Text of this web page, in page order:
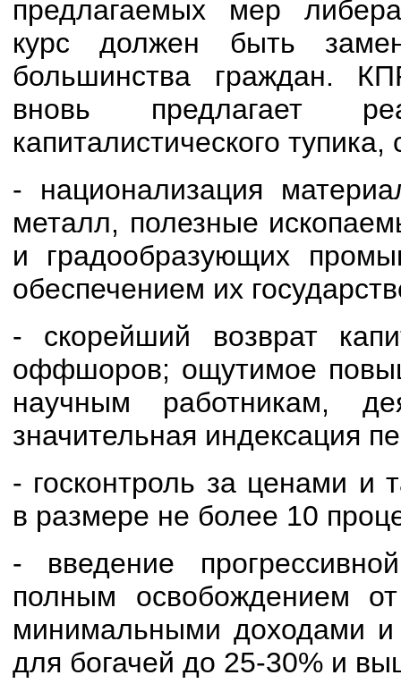
предлагаемых мер
курс должен быть
большинства граждан.
вновь предлагает
капиталистического
- национализация
металл, полезные
и градообразующих
обеспечением их
- скорейший возврат
оффшоров; ощутимое
научным работникам,
значительная индексация
- госконтроль за ценами
в размере не более 10
- введение
полным освобождением
минимальными доходами и
для богачей до 25-30% и